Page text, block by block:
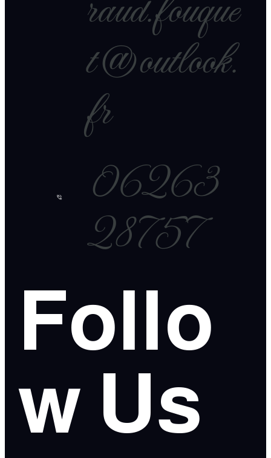
t@outlook.
fr
06263
28757
Follo
w Us